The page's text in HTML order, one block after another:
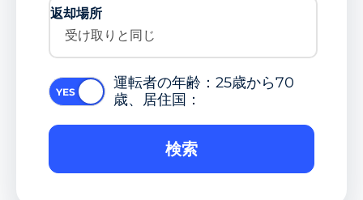
返却場所
受け取りと同じ
運転者の年齢：25歳から70
歳、居住国：
検索